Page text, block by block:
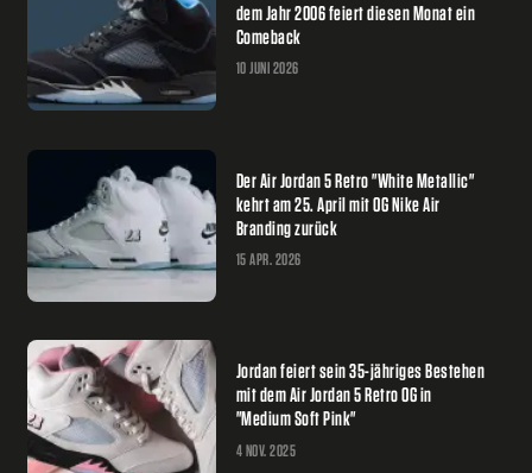
dem Jahr 2006 feiert diesen Monat ein
Comeback
10 JUNI 2026
Der Air Jordan 5 Retro "White Metallic"
kehrt am 25. April mit OG Nike Air
Branding zurück
15 APR. 2026
Jordan feiert sein 35-jähriges Bestehen
mit dem Air Jordan 5 Retro OG in
"Medium Soft Pink"
4 NOV. 2025